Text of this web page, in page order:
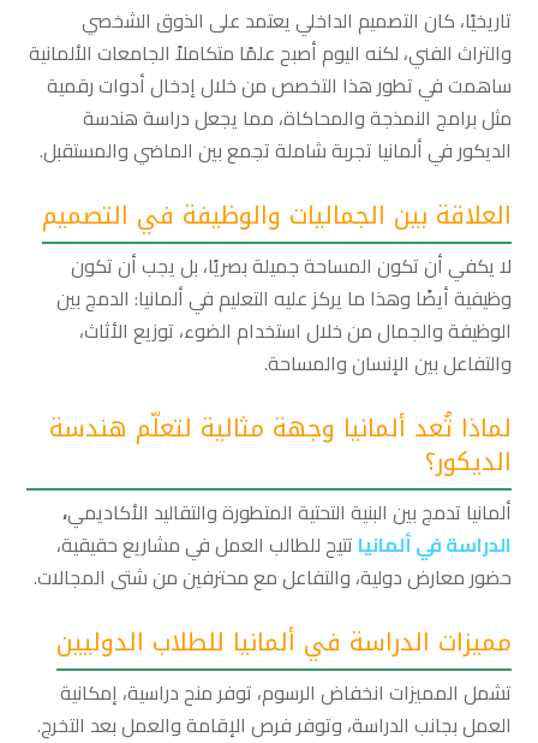
تاريخيًا، كان التصميم الداخلي يعتمد على الذوق الشخصي
والتراث الفني، لكنه اليوم أصبح علمًا متكاملاً الجامعات الألمانية
ساهمت في تطور هذا التخصص من خلال إدخال أدوات رقمية
مثل برامج النمذجة والمحاكاة، مما يجعل دراسة هندسة
الديكور في ألمانيا تجربة شاملة تجمع بين الماضي والمستقبل.
العلاقة بين الجماليات والوظيفة في التصميم
لا يكفي أن تكون المساحة جميلة بصريًا، بل يجب أن تكون
وظيفية أيضًا وهذا ما يركز عليه التعليم في ألمانيا: الدمج بين
الوظيفة والجمال من خلال استخدام الضوء، توزيع الأثاث،
والتفاعل بين الإنسان والمساحة.
لماذا تُعد ألمانيا وجهة مثالية لتعلّم هندسة
الديكور؟
ألمانيا تدمج بين البنية التحتية المتطورة والتقاليد الأكاديمي،
الدراسة في ألمانيا تتيح للطالب العمل في مشاريع حقيقية،
حضور معارض دولية، والتفاعل مع محترفين من شتى المجالات.
مميزات الدراسة في ألمانيا للطلاب الدوليين
تشمل المميزات انخفاض الرسوم، توفر منح دراسية، إمكانية
العمل بجانب الدراسة، وتوفر فرص الإقامة والعمل بعد التخرج.